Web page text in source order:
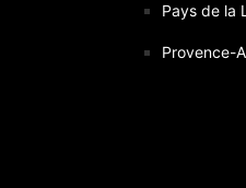
Pays de la
Provence-